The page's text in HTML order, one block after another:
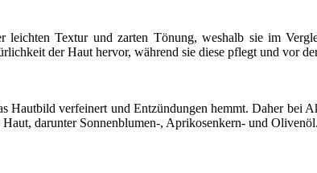
Textur und zarten Tönung, weshalb sie im
der Haut hervor, während sie diese pflegt und vor
Hautbild verfeinert und Entzündungen hemmt. Daher bei
Haut, darunter Sonnenblumen-, Aprikosenkern- und